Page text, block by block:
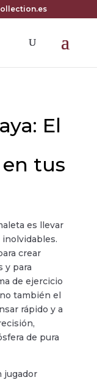
El
tus
es llevar
crear
y para
de ejercicio
también el
rápido y a
de pura
jugador